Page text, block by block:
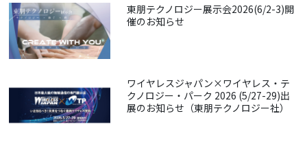
東朋テクノロジー展示会2026(6/2-3)開
催のお知らせ
ワイヤレスジャパン×ワイヤレス・テ
クノロジー・パーク 2026 (5/27-29)出
展のお知らせ（東朋テクノロジー社）